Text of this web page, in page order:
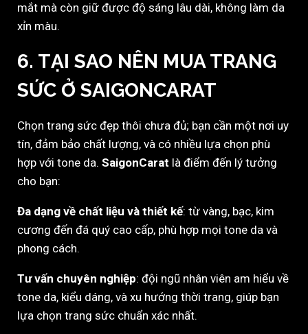
mắt mà còn giữ được độ sáng lâu dài, không làm da
xỉn màu.
6. TẠI SAO NÊN MUA TRANG
SỨC Ở SAIGONCARAT
Chọn trang sức đẹp thôi chưa đủ; bạn cần một nơi uy
tín, đảm bảo chất lượng, và có nhiều lựa chọn phù
hợp với tone da. SaigonCarat là điểm đến lý tưởng
cho bạn:
Đa dạng về chất liệu và thiết kế: từ vàng, bạc, kim
cương đến đá quý cao cấp, phù hợp mọi tone da và
phong cách.
Tư vấn chuyên nghiệp: đội ngũ nhân viên am hiểu về
tone da, kiểu dáng, và xu hướng thời trang, giúp bạn
lựa chọn trang sức chuẩn xác nhất.